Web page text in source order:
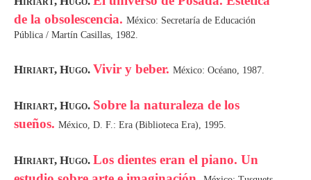
de la obsolescencia. México: Secretaría de Educación
Pública / Martín Casillas, 1982.
Hiriart, Hugo. Vivir y beber. México: Océano, 1987.
Hiriart, Hugo. Sobre la naturaleza de los
sueños. México, D. F.: Era (Biblioteca Era), 1995.
Hiriart, Hugo. Los dientes eran el piano. Un